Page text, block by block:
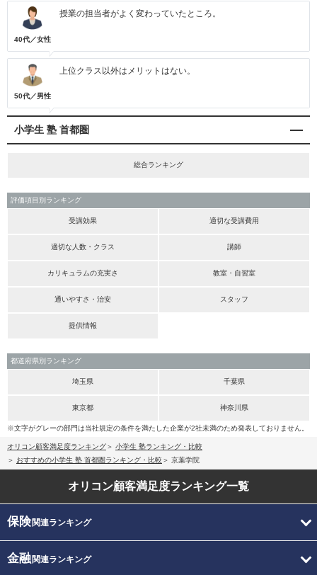
40代／女性
授業の担当者がよく変わっていたところ。
50代／男性
上位クラス以外はメリットはない。
小学生 塾 首都圏
総合ランキング
評価項目別ランキング
受講効果 適切な受講費用
適切な人数・クラス 講師
カリキュラムの充実さ 教室・自習室
通いやすさ・治安 スタッフ
提供情報
都道府県別ランキング
埼玉県 千葉県
東京都 神奈川県
※文字がグレーの部門は当社規定の条件を満たした企業が2社未満のため発表しておりません。
オリコン顧客満足度ランキング
小学生 塾ランキング・比較
おすすめの小学生 塾 首都圏ランキング・比較
京葉学院
オリコン顧客満足度ランキング一覧
保険関連ランキング
金融関連ランキング